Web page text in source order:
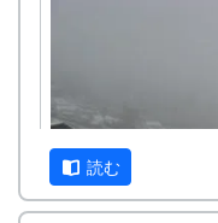
ごろ参集が少し遅
御神酒をいただい
焚き火であぶって
読む